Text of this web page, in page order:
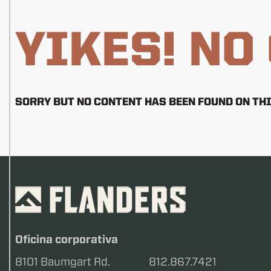
YIKES! NO
SORRY BUT NO CONTENT HAS BEEN FOUND ON
Oficina corporativa
8101 Baumgart Rd.
812.867.7421